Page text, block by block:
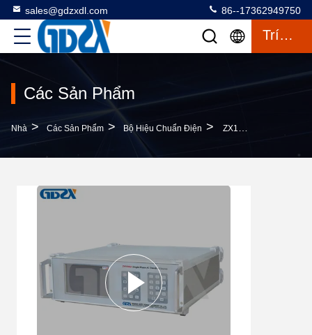
sales@gdzxdl.com 86--17362949750
Trích Dẫn
Các Sản Phẩm
Nhà > Các Sản Phẩm > Bộ Hiệu Chuẩn Điện > ZX1030A AC 240V 100A Bộ Hiệu Chuẩn Điện Năng Đơn Pha Được Điều Khiển Theo Chương Trình